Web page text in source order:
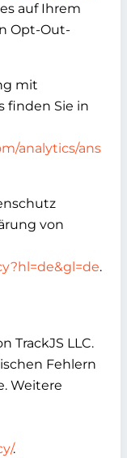
auf Ihrem
Opt-Out-
mit
finden Sie in
analytics/ans
von
.
TrackJS LLC.
Fehlern
Weitere
.